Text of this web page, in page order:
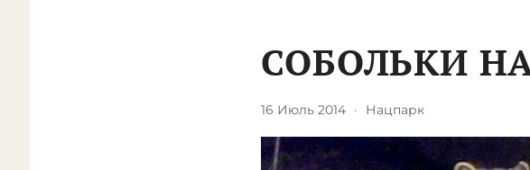
СОБОЛЬКИ
16 Июль 2014 · Нацпарк